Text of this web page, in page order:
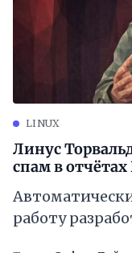
LINUX
Линус
спам в
работу